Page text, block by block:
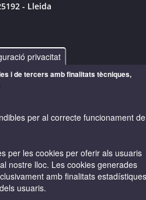
- Lleida
Cookies
privacitat
i de tercers amb finalitats tècniques,
per al correcte funcionament
per les cookies per oferir als usuaris
nostre lloc. Les cookies generades
amb finalitats estadístiques
usuaris.